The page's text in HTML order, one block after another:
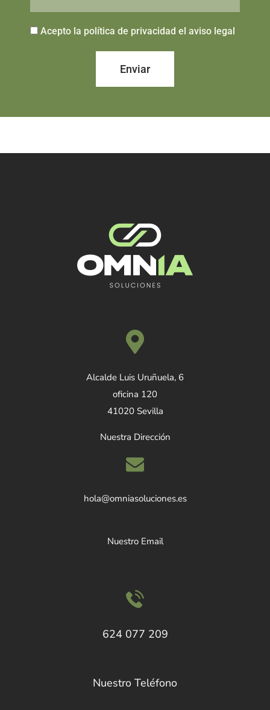
Acepto la política de privacidad el aviso legal
Enviar
Alcalde Luis Uruñuela, 6
oficina 120
41020 Sevilla
Nuestra Dirección
hola@omniasoluciones.es
Nuestro Email
624 077 209
Nuestro Teléfono